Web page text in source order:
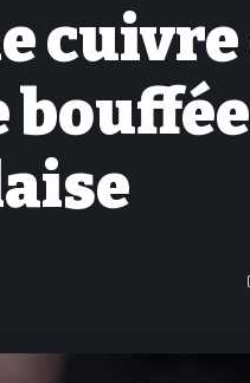
cuivre
bouffée